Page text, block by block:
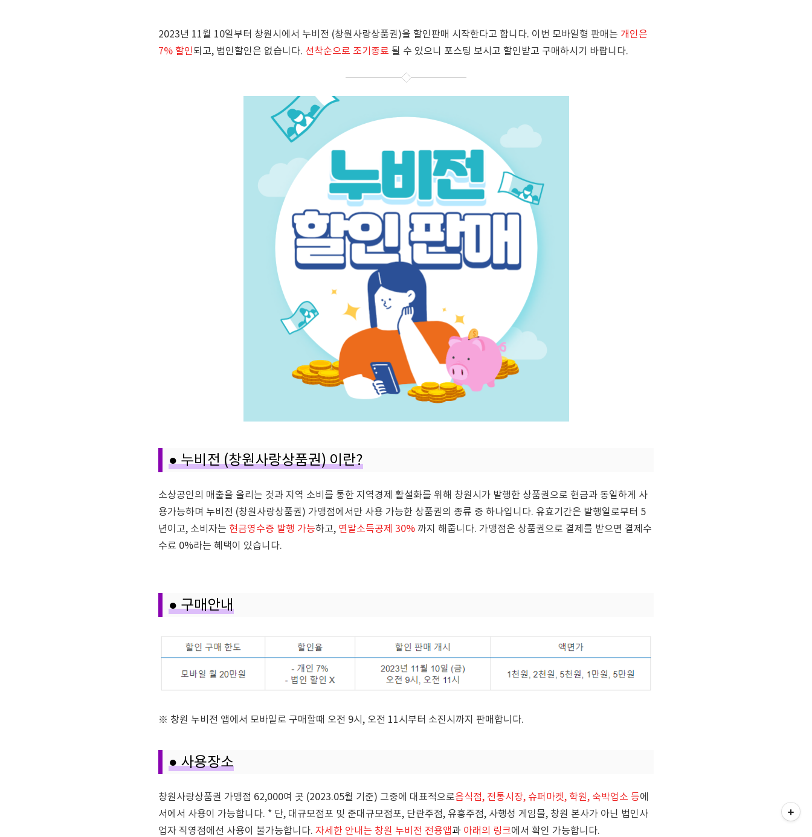
2023년 11월 10일부터 창원시에서 누비전 (창원사랑상품권)을 할인판매 시작한다고 합니다. 이번 모바일형 판매는 개인은
7% 할인되고, 법인할인은 없습니다. 선착순으로 조기종료 될 수 있으니 포스팅 보시고 할인받고 구매하시기 바랍니다.
● 누비전 (창원사랑상품권) 이란?
소상공인의 매출을 올리는 것과 지역 소비를 통한 지역경제 활설화를 위해 창원시가 발행한 상품권으로 현금과 동일하게 사
용가능하며 누비전 (창원사랑상품권) 가맹점에서만 사용 가능한 상품권의 종류 중 하나입니다. 유효기간은 발행일로부터 5
년이고, 소비자는 현금영수증 발행 가능하고, 연말소득공제 30% 까지 해줍니다. 가맹점은 상품권으로 결제를 받으면 결제수
수료 0%라는 혜택이 있습니다.
● 구매안내
※ 창원 누비전 앱에서 모바일로 구매할때 오전 9시, 오전 11시부터 소진시까지 판매합니다.
● 사용장소
창원사랑상품권 가맹점 62,000여 곳 (2023.05월 기준) 그중에 대표적으로음식점, 전통시장, 슈퍼마켓, 학원, 숙박업소 등에
서 에서 사용이 가능합니다. * 단, 대규모점포 및 준대규모점포, 단란주점, 유흥주점, 사행성 게임물, 창원 본사가 아닌 법인사
업자 직영점에선 사용이 불가능합니다. 자세한 안내는 창원 누비전 전용앱과 아래의 링크에서 확인 가능합니다.